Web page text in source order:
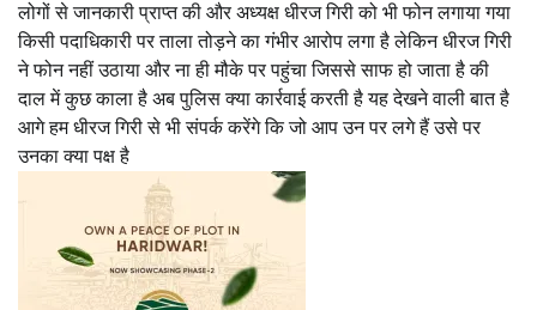
लोगों से जानकारी प्राप्त की और अध्यक्ष धीरज गिरी को भी फोन लगाया गया
किसी पदाधिकारी पर ताला तोड़ने का गंभीर आरोप लगा है लेकिन धीरज गिरी
ने फोन नहीं उठाया और ना ही मौके पर पहुंचा जिससे साफ हो जाता है की
दाल में कुछ काला है अब पुलिस क्या कार्रवाई करती है यह देखने वाली बात है
आगे हम धीरज गिरी से भी संपर्क करेंगे कि जो आप उन पर लगे हैं उसे पर
उनका क्या पक्ष है